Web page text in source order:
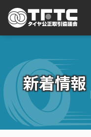
新着情報